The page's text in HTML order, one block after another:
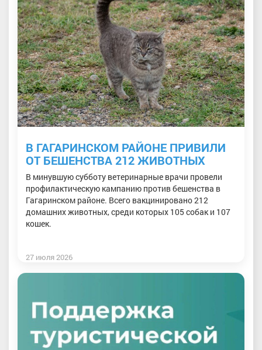
В ГАГАРИНСКОМ РАЙОНЕ ПРИВИЛИ
ОТ БЕШЕНСТВА 212 ЖИВОТНЫХ
В минувшую субботу ветеринарные врачи провели
профилактическую кампанию против бешенства в
Гагаринском районе. Всего вакцинировано 212
домашних животных, среди которых 105 собак и 107
кошек.
27 июля 2026